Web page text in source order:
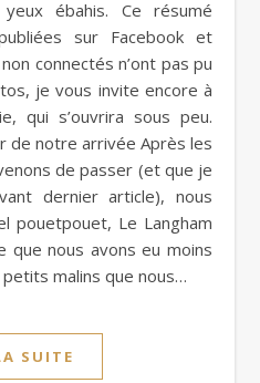
ébahis. Ce résumé
sur Facebook et
connectés n’ont pas pu
je vous invite encore à
qui s’ouvrira sous peu.
de notre arrivée Après les
de passer (et que je
dernier article), nous
pouetpouet, Le Langham
que nous avons eu moins
malins que nous…
SUITE